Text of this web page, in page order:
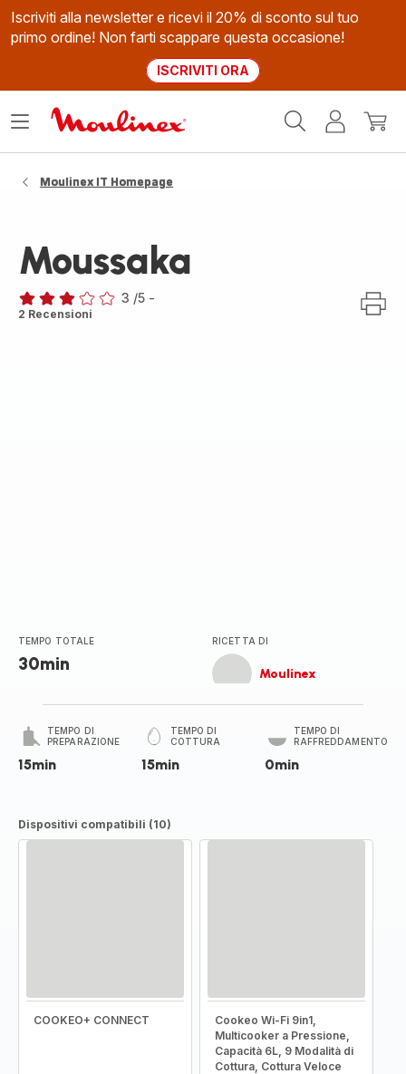
Iscriviti alla newsletter e ricevi il 20% di sconto sul tuo
primo ordine! Non farti scappare questa occasione!
ISCRIVITI ORA
Il
Apri
Moulinex IT Homepage
Moussaka
Recensione
3 /5 -
2 Recensioni
TEMPO TOTALE
30min
RICETTA DI
Moulinex
TEMPO DI
PREPARAZIONE
15min
TEMPO DI
COTTURA
15min
TEMPO DI
RAFFREDDAMENTO
0min
Dispositivi compatibili (10)
COOKEO+ CONNECT
Cookeo Wi-Fi 9in1,
Multicooker a Pressione,
Capacità 6L, 9 Modalità di
Cottura, Cottura Veloce